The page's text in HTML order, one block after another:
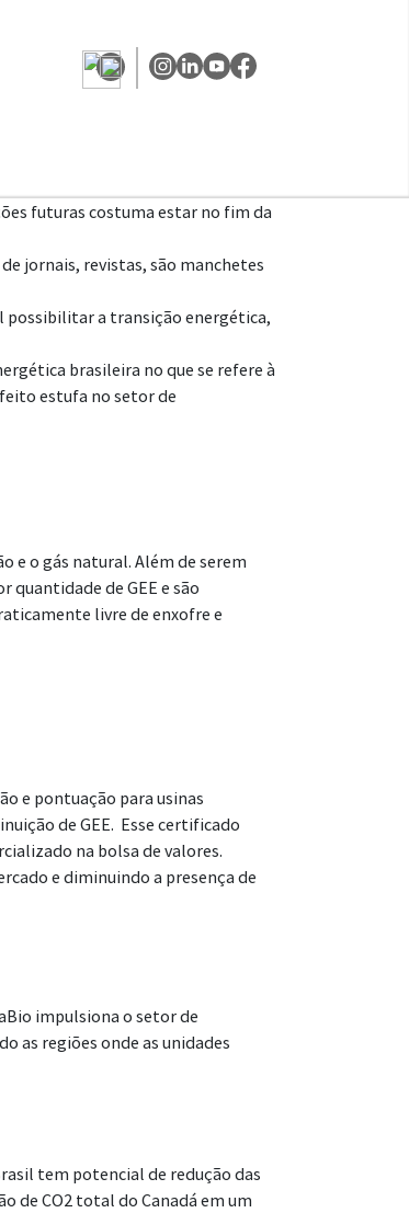
futuras costuma estar no fim da
jornais, revistas, são manchetes
possibilitar a transição energética,
brasileira no que se refere à
estufa no setor de
e o gás natural. Além de serem
quantidade de GEE e são
livre de enxofre e
e pontuação para usinas
de GEE. Esse certificado
na bolsa de valores.
e diminuindo a presença de
impulsiona o setor de
as regiões onde as unidades
tem potencial de redução das
de CO2 total do Canadá em um